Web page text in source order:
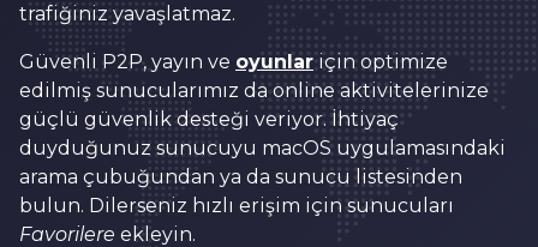
trafiğiniz yavaşlatmaz.
Güvenli P2P, yayın ve oyunlar için optimize
edilmiş sunucularımız da online aktivitelerinize
güçlü güvenlik desteği veriyor. İhtiyaç
duyduğunuz sunucuyu macOS uygulamasındaki
arama çubuğundan ya da sunucu listesinden
bulun. Dilerseniz hızlı erişim için sunucuları
Favorilere ekleyin.